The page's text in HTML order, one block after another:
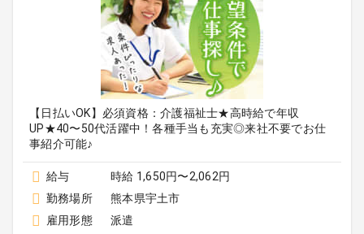
【日払いOK】必須資格：介護福祉士★高時給で年収
UP★40〜50代活躍中！各種手当も充実◎来社不要でお仕
事紹介可能♪
給与
時給 1,650円〜2,062円
勤務場所
熊本県宇土市
雇用形態
派遣